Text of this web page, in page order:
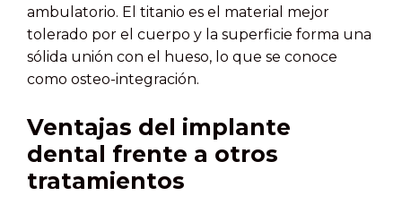
ambulatorio. El titanio es el material mejor
tolerado por el cuerpo y la superficie forma una
sólida unión con el hueso, lo que se conoce
como osteo-integración.
Ventajas del implante
dental frente a otros
tratamientos